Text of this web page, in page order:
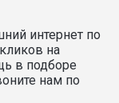
интернет по
на
в подборе
нам по